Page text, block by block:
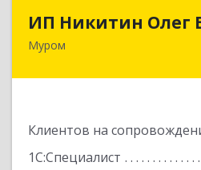
ИП Никитин Олег
Муром
Клиентов на
1С:Специалист